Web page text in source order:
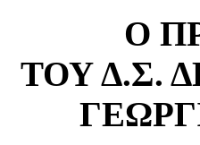
Ο
ΤΟΥ Δ.Σ.